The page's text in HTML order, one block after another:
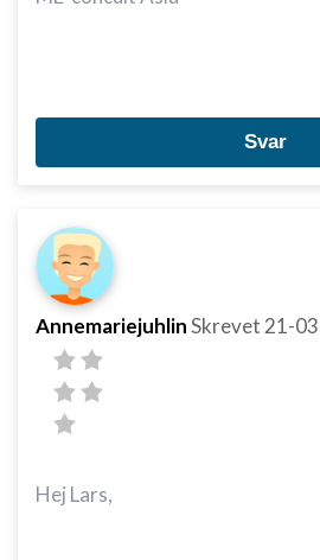
Svar
AnnemariejuhlinSkrevet 21-
Hej Lars,
anmodede oplysninger
Ikke-IAB-behandlingsformål:
Ydeevne
Funktionel
Annoncering / marketing